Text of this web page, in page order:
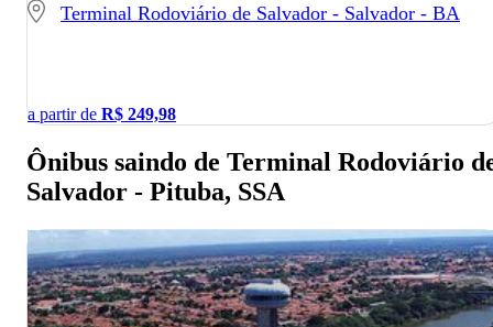
Terminal Rodoviário de Salvador - Salvador - BA
a partir de R$ 249,98
Ônibus saindo de Terminal Rodoviário
Salvador - Pituba, SSA